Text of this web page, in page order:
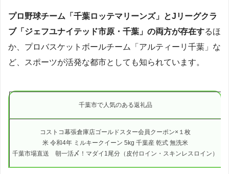
プロ野球チーム「千葉ロッテマリーンズ」とJリーグクラ
ブ「ジェフユナイテッド市原・千葉」の両方が存在するほ
か、プロバスケットボールチーム「アルティーリ千葉」な
ど、スポーツが活発な都市としても知られています。
千葉市で人気のある返礼品
コストコ幕張倉庫店ゴールドスター会員クーポン×１枚
米 令和4年 ミルキークイーン 5kg 千葉産 乾式 無洗米
千葉市場直送 朝一活〆！マダイ1尾分（皮付ロイン・スキンレスロイン）